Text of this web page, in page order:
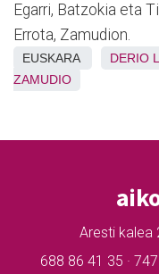
Egarri, Batzokia eta
Errota, Zamudion.
EUSKARA DERIO
ZAMUDIO
Aresti kalea
688 86 41 35 ·